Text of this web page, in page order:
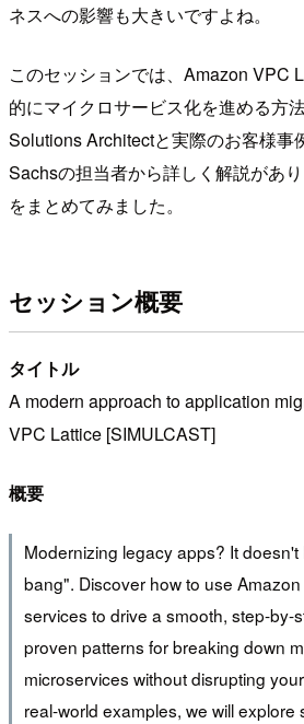
ネスへの影響も大きいですよね。
このセッションでは、Amazon VPC
的にマイクロサービス化を進める方
Solutions Architectと実際のお客様事
Sachsの担当者から詳しく解説があ
をまとめてみました。
セッション概要
タイトル
A modern approach to application
VPC Lattice [SIMULCAST]
概要
Modernizing legacy apps? It
bang". Discover how to use
services to drive a smooth, step-by-
proven patterns for breaking down
microservices without disrupting
real-world examples, we will